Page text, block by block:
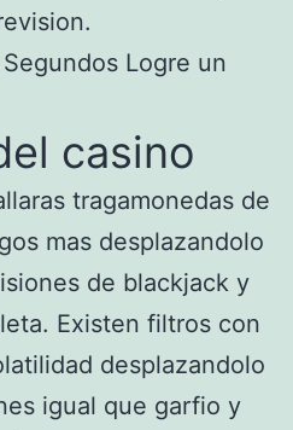
Logre un
casino
tragamonedas de
mas desplazandolo
de blackjack y
Existen filtros con
desplazandolo
igual que garfio y